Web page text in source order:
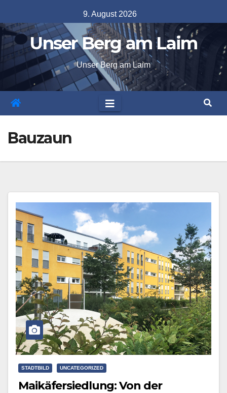
to
content
9. August 2026
Unser Berg am Laim
Unser Berg am Laim
Bauzaun
STADTBILD UNCATEGORIZED
Maikäfersiedlung: Von der